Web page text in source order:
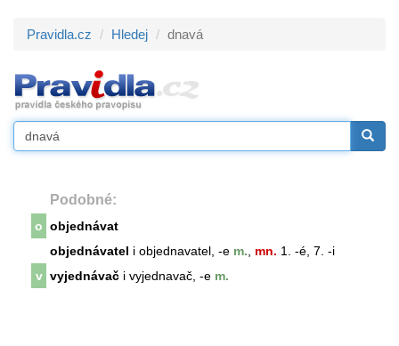
Pravidla.cz Hledej dnavá
Podobné:
o objednávat
objednávatel i objednavatel, -e m. mn. 1. -é, 7. -i
v vyjednávač i vyjednavač, -e m.